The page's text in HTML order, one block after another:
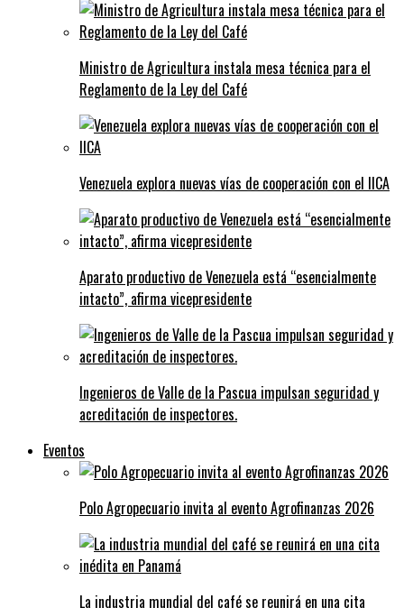
Ministro de Agricultura instala mesa técnica para el
Reglamento de la Ley del Café
Venezuela explora nuevas vías de cooperación con el IICA
Aparato productivo de Venezuela está “esencialmente
intacto”, afirma vicepresidente
Ingenieros de Valle de la Pascua impulsan seguridad y
acreditación de inspectores.
Eventos
Polo Agropecuario invita al evento Agrofinanzas 2026
La industria mundial del café se reunirá en una cita